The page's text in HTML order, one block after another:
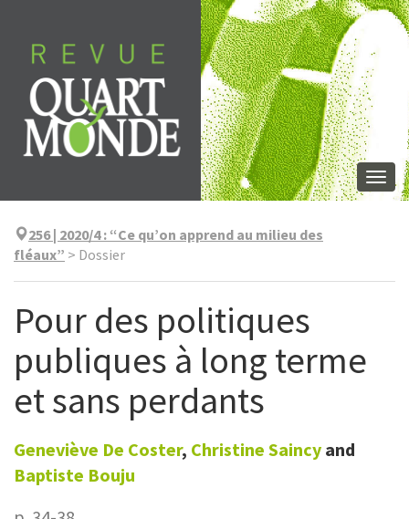
content
256 | 2020/4: “Ce qu’on apprend au milieu des
fléaux” > Dossier
Pour des politiques
publiques à long terme
et sans perdants
Geneviève De Coster, Christine Saincy and
Baptiste Bouju